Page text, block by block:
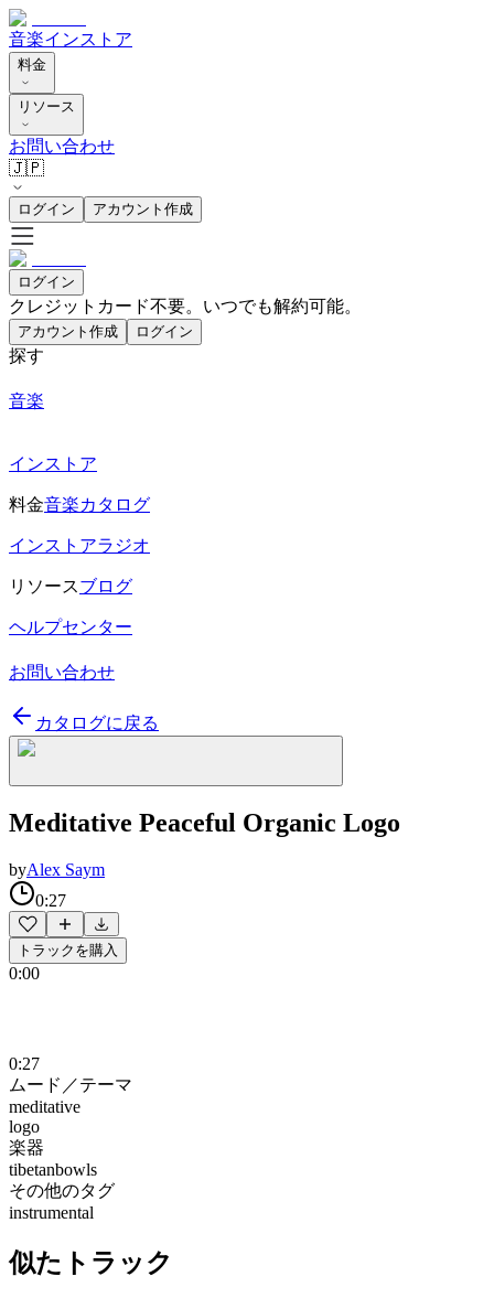
音楽インストア
料金
リソース
お問い合わせ
🇯🇵
ログイン アカウント作成
ログイン
クレジットカード不要。いつでも解約可能。
アカウント作成 ログイン
探す
音楽
インストア
料金音楽カタログ
インストアラジオ
リソースブログ
ヘルプセンター
お問い合わせ
カタログに戻る
Meditative Peaceful Organic Logo
byAlex Saym
0:27
トラックを購入
0:00
0:27
ムード／テーマ
meditative
logo
楽器
tibetanbowls
その他のタグ
instrumental
似たトラック